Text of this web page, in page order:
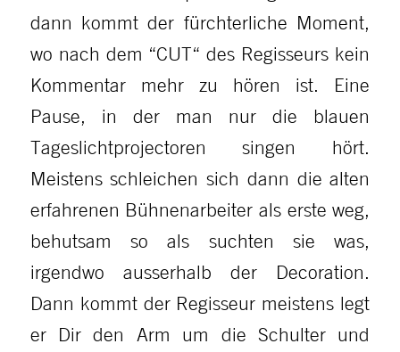
dann kommt der fürchterliche Moment,
wo nach dem “CUT“ des Regisseurs kein
Kommentar mehr zu hören ist. Eine
Pause, in der man nur die blauen
Tageslichtprojectoren singen hört.
Meistens schleichen sich dann die alten
erfahrenen Bühnenarbeiter als erste weg,
behutsam so als suchten sie was,
irgendwo ausserhalb der Decoration.
Dann kommt der Regisseur meistens legt
er Dir den Arm um die Schulter und